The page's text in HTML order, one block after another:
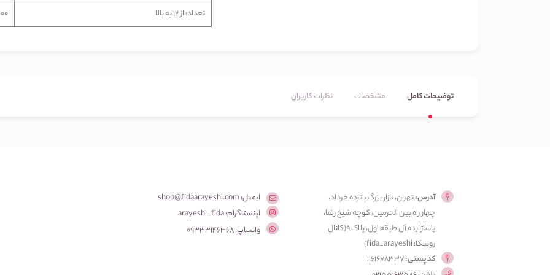
تعداد: از 12 به بالا
توضیحات کامل مشخصات نظرات کاربران
آدرس:تهران، بازار بزرگ پانزده خرداد،
چهار راه بین الحرمین، کوچه شیخ رضا،
پاساژ ایده آل طبقه اول، پلاک ۹(کانال
روبیکا: fida_arayeshi)
کد پستی:1161678337
ایمیل: shop@fidaarayeshi.com
اینستاگرام: arayeshi_fida
واتساپ: 09333146368